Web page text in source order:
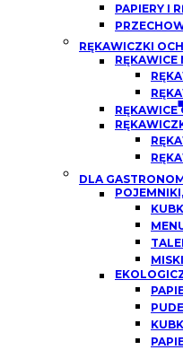
PAPIERY I
RĘKAWICZKI
RĘKAWICE
RĘKAWICE
DLA